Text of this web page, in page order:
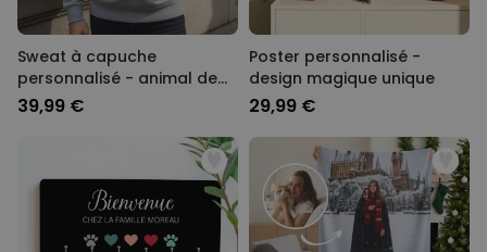
Sweat à capuche
personnalisé - animal de
compagnie version BD
39,99 €
Poster personnalisé -
design magique unique
29,99 €